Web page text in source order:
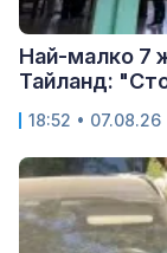
Най-малко 7
Тайланд:
18:52 • 07.08.26